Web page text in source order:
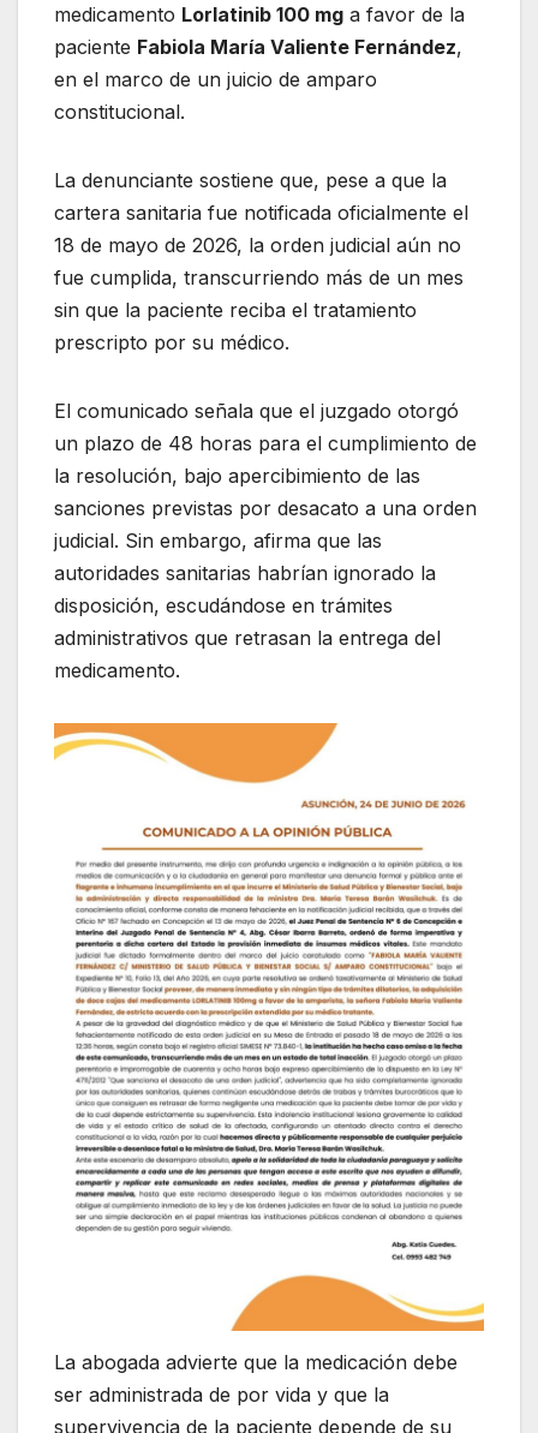
medicamento Lorlatinib 100 mg a favor de la
paciente Fabiola María Valiente Fernández,
en el marco de un juicio de amparo
constitucional.
La denunciante sostiene que, pese a que la
cartera sanitaria fue notificada oficialmente el
18 de mayo de 2026, la orden judicial aún no
fue cumplida, transcurriendo más de un mes
sin que la paciente reciba el tratamiento
prescripto por su médico.
El comunicado señala que el juzgado otorgó
un plazo de 48 horas para el cumplimiento de
la resolución, bajo apercibimiento de las
sanciones previstas por desacato a una orden
judicial. Sin embargo, afirma que las
autoridades sanitarias habrían ignorado la
disposición, escudándose en trámites
administrativos que retrasan la entrega del
medicamento.
La abogada advierte que la medicación debe
ser administrada de por vida y que la
supervivencia de la paciente depende de su